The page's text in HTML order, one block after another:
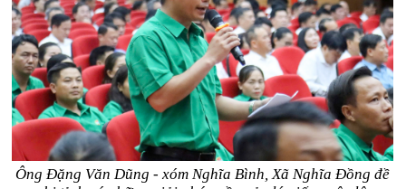
Ông Đặng Văn Dũng - xóm Nghĩa Bình, Xã Nghĩa Đồngđề